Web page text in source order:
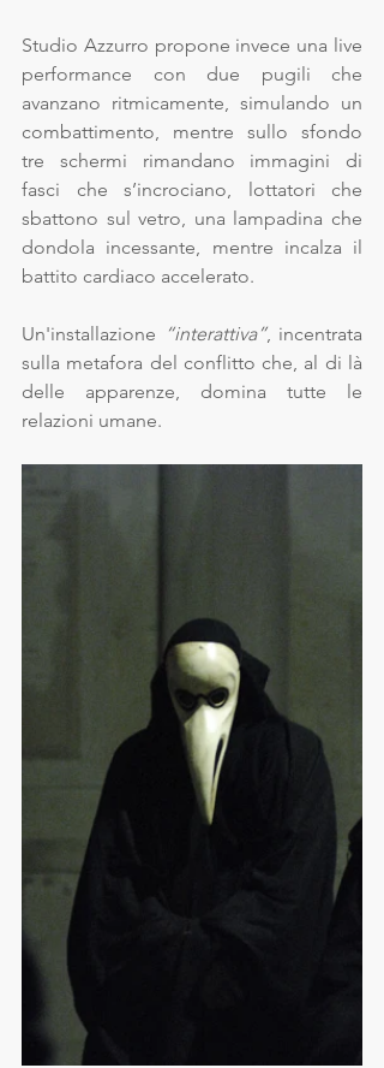
Studio Azzurro propone invece una live
performance con due pugili che
avanzano ritmicamente, simulando un
combattimento, mentre sullo sfondo
tre schermi rimandano immagini di
fasci che s’incrociano, lottatori che
sbattono sul vetro, una lampadina che
dondola incessante, mentre incalza il
battito cardiaco accelerato.
Un'installazione “interattiva”, incentrata
sulla metafora del conflitto che, al di là
delle apparenze, domina tutte le
relazioni umane.